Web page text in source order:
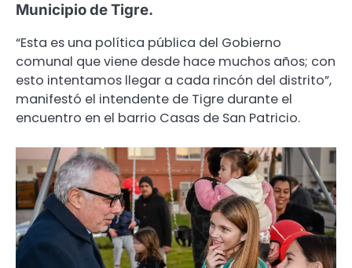
Municipio de Tigre.
“Esta es una política pública del Gobierno
comunal que viene desde hace muchos años; con
esto intentamos llegar a cada rincón del distrito”,
manifestó el intendente de Tigre durante el
encuentro en el barrio Casas de San Patricio.